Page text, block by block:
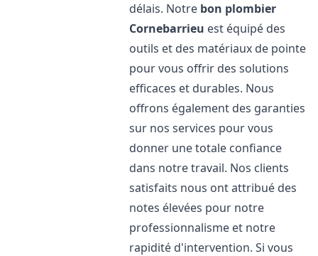
délais. Notre bon plombier
Cornebarrieu est équipé des
outils et des matériaux de pointe
pour vous offrir des solutions
efficaces et durables. Nous
offrons également des garanties
sur nos services pour vous
donner une totale confiance
dans notre travail. Nos clients
satisfaits nous ont attribué des
notes élevées pour notre
professionnalisme et notre
rapidité d'intervention. Si vous